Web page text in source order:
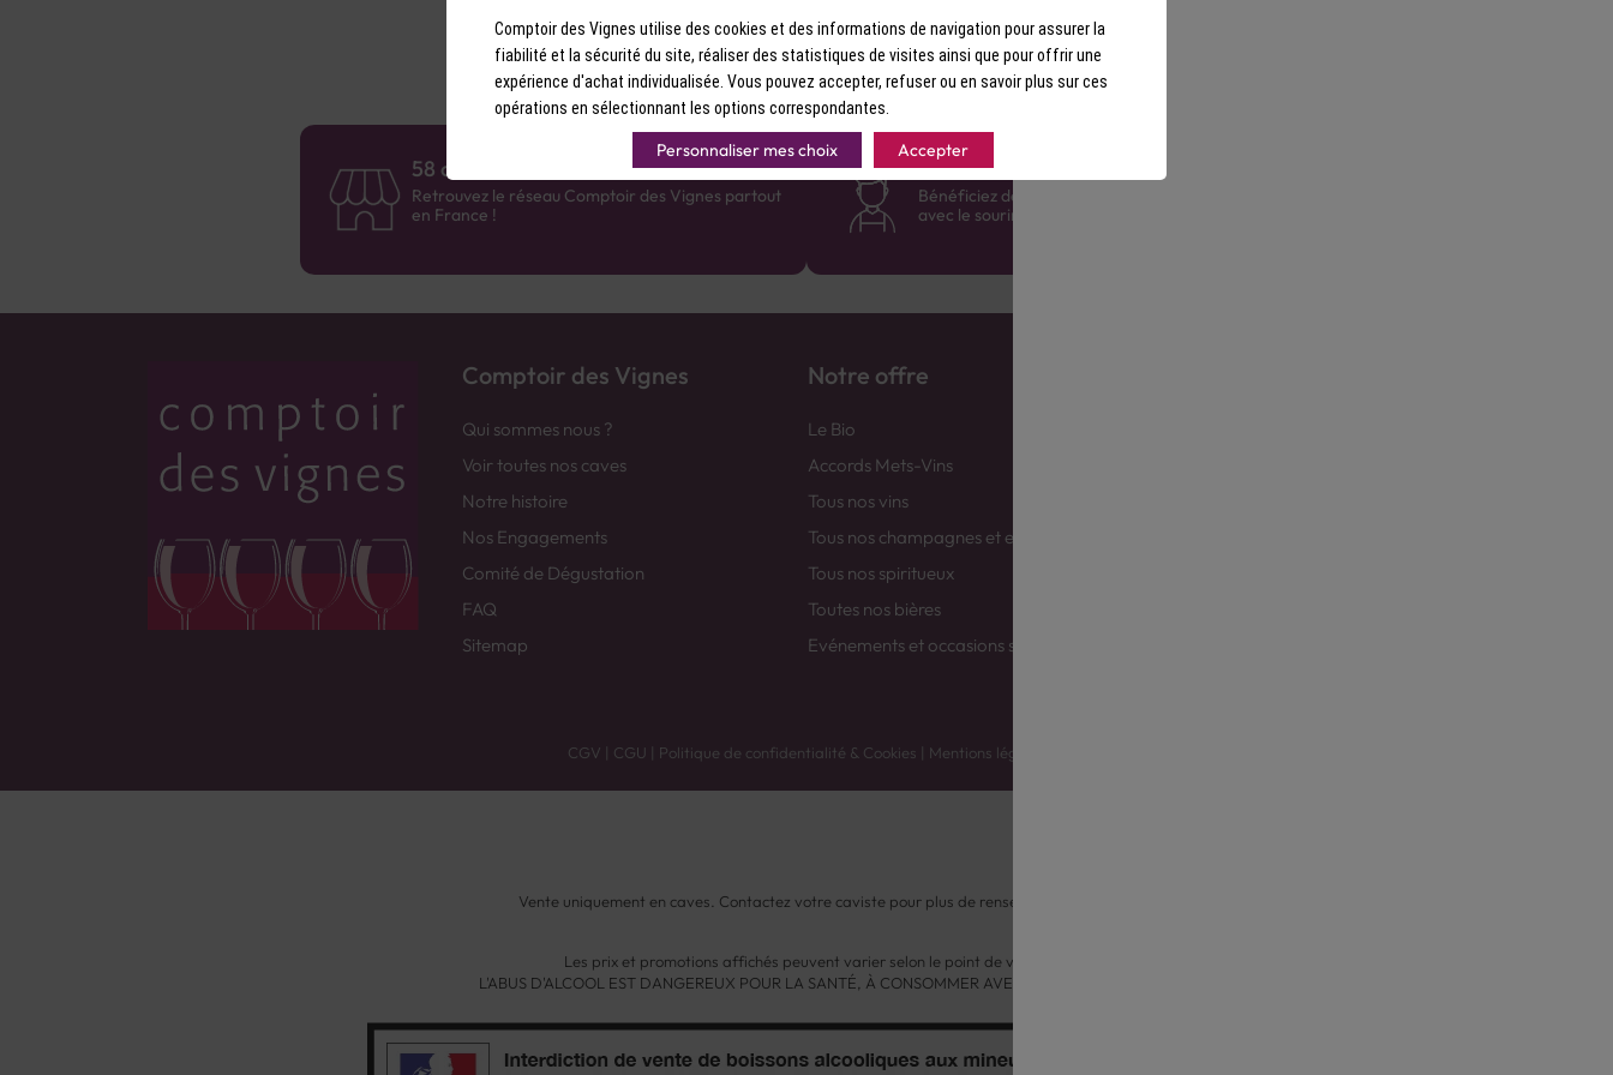
58 caves en France
Retrouvez le réseau Comptoir des Vignes partout
en France !
Des cavistes à votre écoute
Bénéficiez de conseils sur-mesure et repartez
avec le sourire :)
Comptoir des Vignes
Qui sommes nous ?
Voir toutes nos caves
Notre histoire
Nos Engagements
Comité de Dégustation
FAQ
Sitemap
Notre offre
Le Bio
Accords Mets-Vins
Tous nos vins
Tous nos champagnes et efferverscents
Tous nos spiritueux
Toutes nos bières
Evénements et occasions spéciales
CGV | CGU | Politique de confidentialité & Cookies | Mentions légales
Vente uniquement en caves. Contactez votre caviste pour plus de renseignements.
Les prix et promotions affichés peuvent varier selon le point de vente.
L'ABUS D'ALCOOL EST DANGEREUX POUR LA SANTÉ, À CONSOMMER AVEC MODÉRATION.
Comptoir des Vignes utilise des cookies et des informations de navigation pour assurer la
fiabilité et la sécurité du site, réaliser des statistiques de visites ainsi que pour offrir une
expérience d'achat individualisée. Vous pouvez accepter, refuser ou en savoir plus sur ces
opérations en sélectionnant les options correspondantes.
Personnaliser mes choix Accepter